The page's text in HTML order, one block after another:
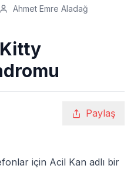
Ahmet Emre Aladağ
Kitty
Paylaş
için Acil Kan adlı bir